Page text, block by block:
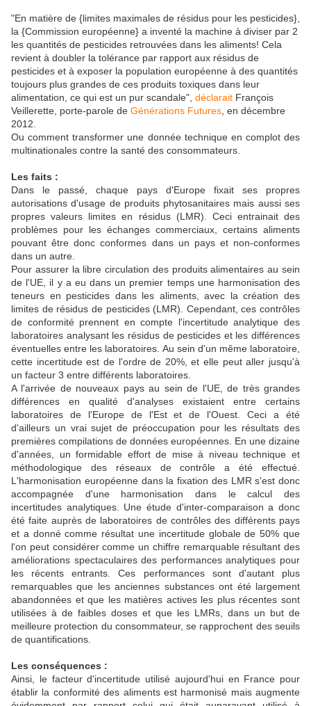
"En matière de {limites maximales de résidus pour les pesticides},
la {Commission européenne} a inventé la machine à diviser par 2
les quantités de pesticides retrouvées dans les aliments! Cela
revient à doubler la tolérance par rapport aux résidus de
pesticides et à exposer la population européenne à des quantités
toujours plus grandes de ces produits toxiques dans leur
alimentation, ce qui est un pur scandale", déclarait François
Veillerette, porte-parole de Générations Futures , en décembre
2012.
Ou comment transformer une donnée technique en complot des
multinationales contre la santé des consommateurs.
Les faits :
Dans le passé, chaque pays d'Europe fixait ses propres
autorisations d'usage de produits phytosanitaires mais aussi ses
propres valeurs limites en résidus (LMR). Ceci entrainait des
problèmes pour les échanges commerciaux, certains aliments
pouvant être donc conformes dans un pays et non-conformes
dans un autre.
Pour assurer la libre circulation des produits alimentaires au sein
de l'UE, il y a eu dans un premier temps une harmonisation des
teneurs en pesticides dans les aliments, avec la création des
limites de résidus de pesticides (LMR). Cependant, ces contrôles
de conformité prennent en compte l'incertitude analytique des
laboratoires analysant les résidus de pesticides et les différences
éventuelles entre les laboratoires. Au sein d'un même laboratoire,
cette incertitude est de l'ordre de 20%, et elle peut aller jusqu'à
un facteur 3 entre différents laboratoires.
A l'arrivée de nouveaux pays au sein de l'UE, de très grandes
différences en qualité d'analyses existaient entre certains
laboratoires de l'Europe de l'Est et de l'Ouest. Ceci a été
d'ailleurs un vrai sujet de préoccupation pour les résultats des
premières compilations de données européennes. En une dizaine
d'années, un formidable effort de mise à niveau technique et
méthodologique des réseaux de contrôle a été effectué.
L'harmonisation européenne dans la fixation des LMR s'est donc
accompagnée d'une harmonisation dans le calcul des
incertitudes analytiques. Une étude d'inter-comparaison a donc
été faite auprès de laboratoires de contrôles des différents pays
et a donné comme résultat une incertitude globale de 50% que
l'on peut considérer comme un chiffre remarquable résultant des
améliorations spectaculaires des performances analytiques pour
les récents entrants. Ces performances sont d'autant plus
remarquables que les anciennes substances ont été largement
abandonnées et que les matières actives les plus récentes sont
utilisées à de faibles doses et que les LMRs, dans un but de
meilleure protection du consommateur, se rapprochent des seuils
de quantifications.
Les conséquences :
Ainsi, le facteur d'incertitude utilisé aujourd'hui en France pour
établir la conformité des aliments est harmonisé mais augmente